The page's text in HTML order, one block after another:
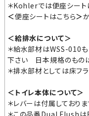
＊Kohlerでは便座シート
＜便座シートはこちら＞
＜給排水について＞
＊給水部材はWSS-010
下さい 日本規格のもの
＊排水部材としては床フ
＜トイレ本体について＞
＊レバーは付属しておりま
＊この品番Dual Flushは